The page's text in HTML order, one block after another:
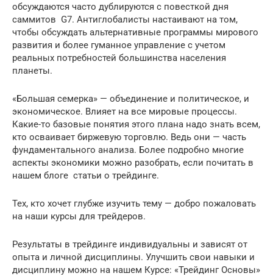
обсуждаются часто дублируются с повесткой дня
саммитов G7. Антиглобалисты настаивают на том,
чтобы обсуждать альтернативные программы мирового
развития и более гуманное управление с учетом
реальных потребностей большинства населения
планеты.
«Большая семерка» — объединение и политическое, и
экономическое. Влияет на все мировые процессы.
Какие-то базовые понятия этого плана надо знать всем,
кто осваивает биржевую торговлю. Ведь они — часть
фундаментального анализа. Более подробно многие
аспекты экономики можно разобрать, если почитать в
нашем блоге статьи о трейдинге.
Тех, кто хочет глубже изучить тему — добро пожаловать
на наши курсы для трейдеров.
Результаты в трейдинге индивидуальны и зависят от
опыта и личной дисциплины. Улучшить свои навыки и
дисциплину можно на нашем Курсе: «Трейдинг Основы»